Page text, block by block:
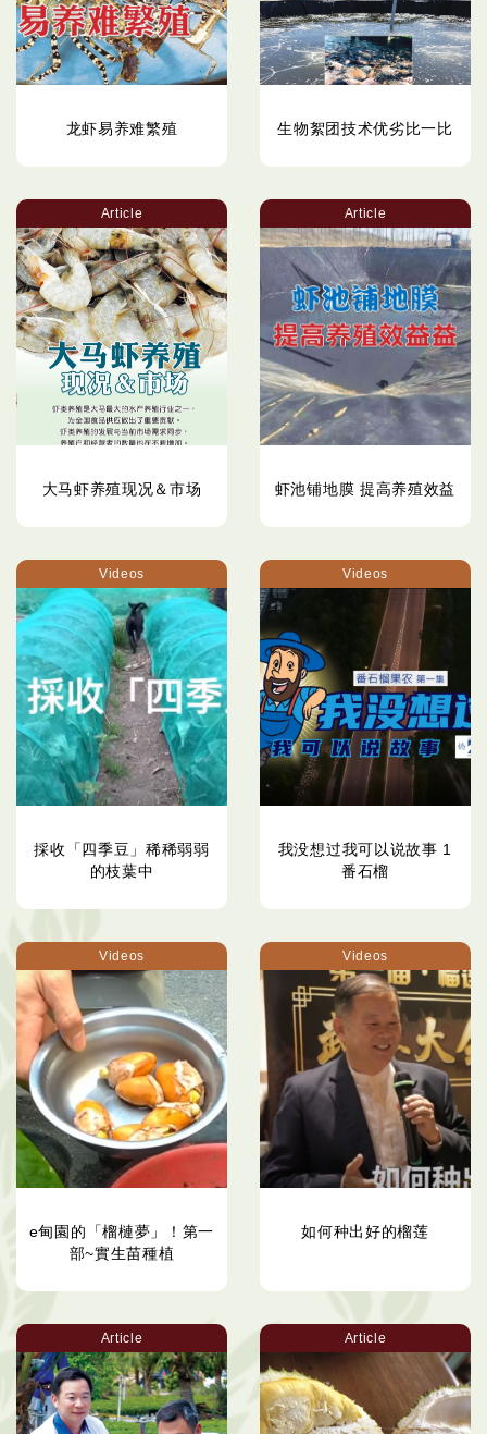
龙虾易养难繁殖 生物絮团技术优劣比一比
Article
大马虾养殖现况＆市场
Article
虾池铺地膜 提高养殖效益
Videos
採收「四季豆」稀稀弱弱
的枝葉中
Videos
我没想过我可以说故事 1
番石榴
Videos
e甸園的「榴槤夢」！第一
部~實生苗種植
Videos
如何种出好的榴莲
Article Article